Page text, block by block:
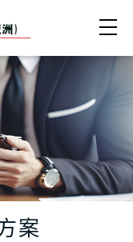
易融资线上
案